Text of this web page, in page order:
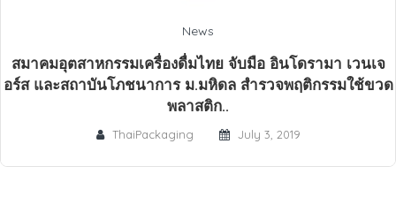
News
สมาคมอุตสาหกรรมเครื่องดื่มไทย จับมือ อินโดรามา เวนเจ
อร์ส และสถาบันโภชนาการ ม.มหิดล สำรวจพฤติกรรมใช้ขวด
พลาสติก..
ThaiPackaging July 3, 2019